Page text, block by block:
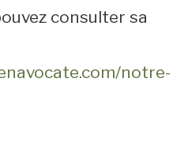
consulter sa
notre-